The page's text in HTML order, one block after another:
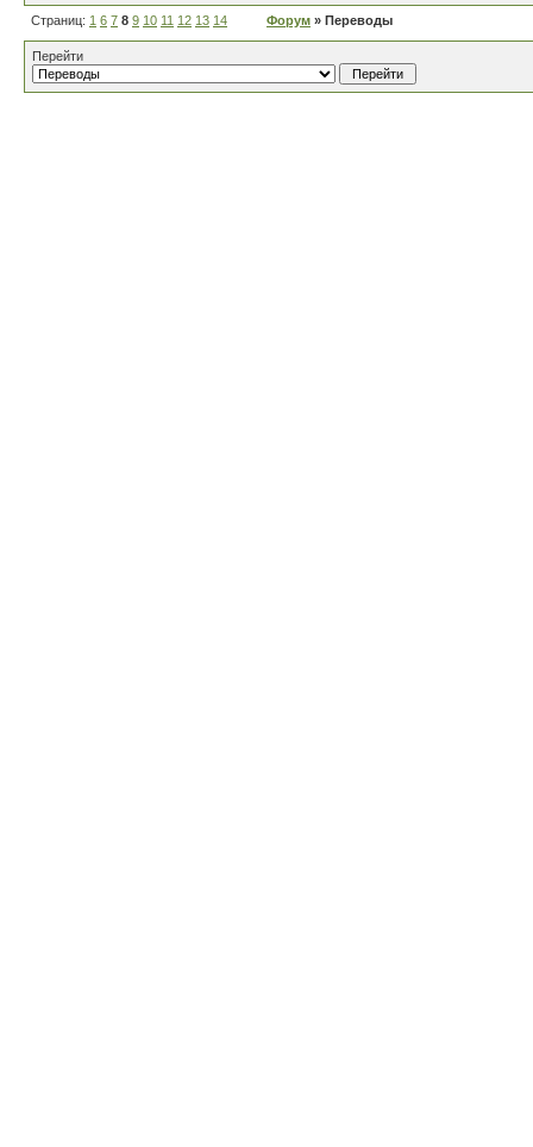
Страниц: 1 6 7 8 9 10 11 12 13 14 Форум » Переводы
Перейти